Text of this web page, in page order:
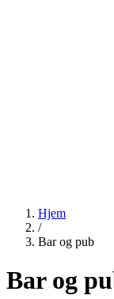
Hjem
/
Bar og pub
Bar og